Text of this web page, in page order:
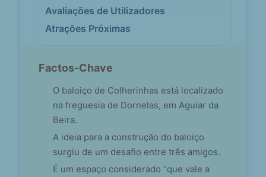
Avaliações de Utilizadores
Atrações Próximas
Factos-Chave
O baloiço de Colherinhas está localizado
na freguesia de Dornelas, em Aguiar da
Beira.
A ideia para a construção do baloiço
surgiu de um desafio entre três amigos.
É um espaço considerado "que vale a